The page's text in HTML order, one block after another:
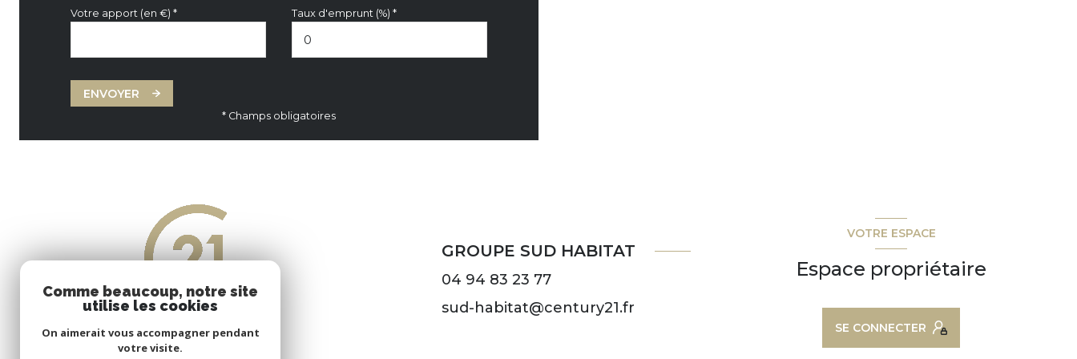
Votre apport (en €) * Taux d'emprunt (%) *
ENVOYER
* Champs obligatoires
GROUPE SUD HABITAT
04 94 83 23 77
sud-habitat@century21.fr
VOTRE ESPACE
Espace propriétaire
SE CONNECTER
Comme beaucoup, notre site
utilise les cookies
On aimerait vous accompagner pendant
votre visite.